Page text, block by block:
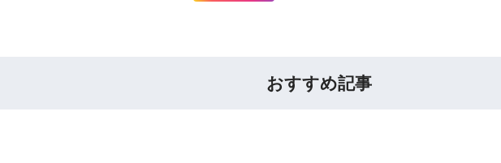
おすすめ記事